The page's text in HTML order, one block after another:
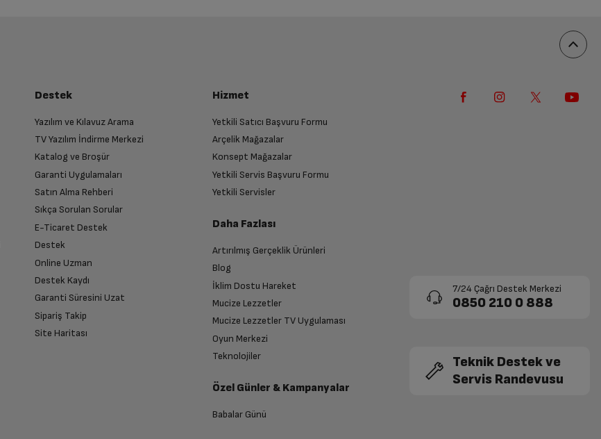
Destek
Yazılım ve Kılavuz Arama
TV Yazılım İndirme Merkezi
Katalog ve Broşür
Garanti Uygulamaları
Satın Alma Rehberi
Sıkça Sorulan Sorular
E-Ticaret Destek
Destek
Online Uzman
Destek Kaydı
Garanti Süresini Uzat
Sipariş Takip
Site Haritası
Hizmet
Yetkili Satıcı Başvuru Formu
Arçelik Mağazalar
Konsept Mağazalar
Yetkili Servis Başvuru Formu
Yetkili Servisler
Daha Fazlası
Artırılmış Gerçeklik Ürünleri
Blog
İklim Dostu Hareket
Mucize Lezzetler
Mucize Lezzetler TV Uygulaması
Oyun Merkezi
Teknolojiler
Özel Günler & Kampanyalar
Babalar Günü
7/24 Çağrı Destek Merkezi
0850 210 0 888
Teknik Destek ve
Servis Randevusu